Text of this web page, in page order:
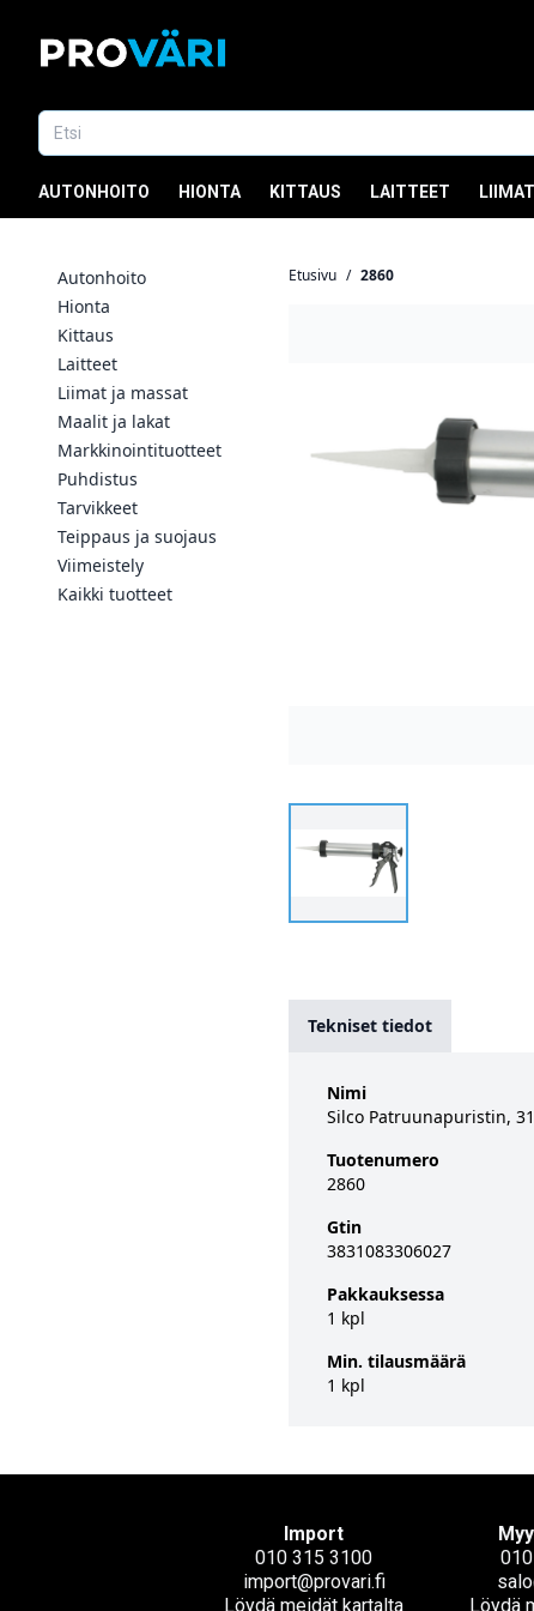
AUTONHOITO HIONTA KITTAUS LAITTEET
Autonhoito
Hionta
Kittaus
Laitteet
Liimat ja massat
Maalit ja lakat
Markkinointituotteet
Puhdistus
Tarvikkeet
Teippaus ja suojaus
Viimeistely
Kaikki tuotteet
Etusivu / 2860
Tekniset tiedot
Nimi
Silco Patruunapuristin,
Tuotenumero
2860
Gtin
3831083306027
Pakkauksessa
1 kpl
Min. tilausmäärä
1 kpl
Import
010 315 3100
import@provari.fi
Löydä meidät kartalta
Löydä